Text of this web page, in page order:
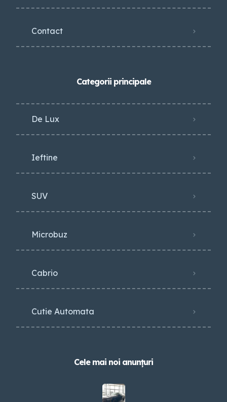
Contact
Categorii principale
De Lux
Ieftine
SUV
Microbuz
Cabrio
Cutie Automata
Cele mai noi anunțuri